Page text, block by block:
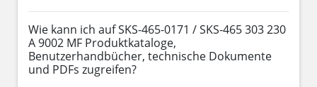
Wie kann ich auf SKS-465-0171 / SKS-465 303 230
A 9002 MF Produktkataloge,
Benutzerhandbücher, technische Dokumente
und PDFs zugreifen?